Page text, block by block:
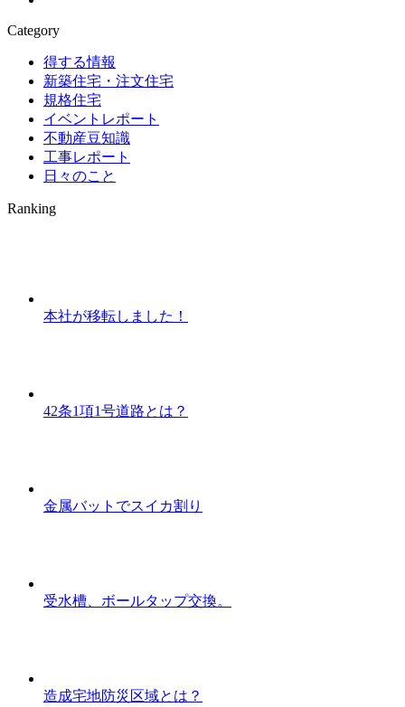
Category
得する情報
新築住宅・注文住宅
規格住宅
イベントレポート
不動産豆知識
工事レポート
日々のこと
Ranking
本社が移転しました！
42条1項1号道路とは？
金属バットでスイカ割り
受水槽、ボールタップ交換。
造成宅地防災区域とは？